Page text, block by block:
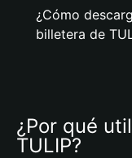
¿Cómo
billetera de
¿Por qué
TULIP?